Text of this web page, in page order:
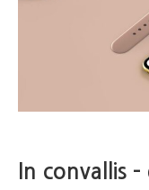
In convallis